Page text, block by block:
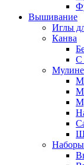
Вышивание
Иглы
Канва
С
Мулине